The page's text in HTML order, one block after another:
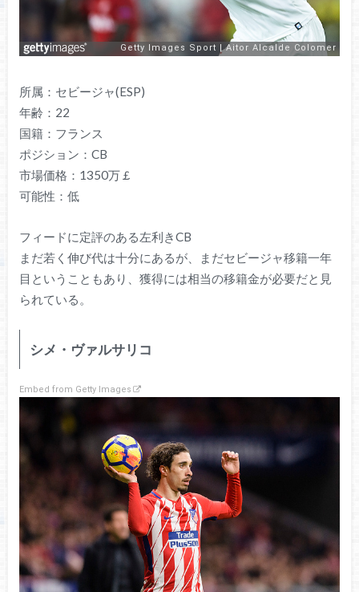
所属：セビージャ(ESP)
年齢：22
国籍：フランス
ポジション：CB
市場価格：1350万￡
可能性：低
フィードに定評のある左利きCB
まだ若く伸び代は十分にあるが、まだセビージャ移籍一年
目ということもあり、獲得には相当の移籍金が必要だと見
られている。
シメ・ヴァルサリコ
Embed from Getty Images